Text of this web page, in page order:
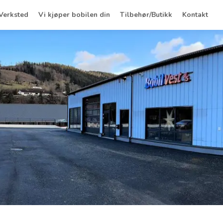
Vi kjøper bobilen din Tilbehør/Butikk Kontakt